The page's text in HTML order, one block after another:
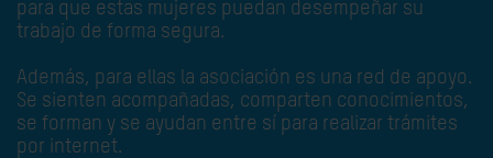
para que estas mujeres puedan desempeñar su
trabajo de forma segura.
Además, para ellas la asociación es una red de apoyo.
Se sienten acompañadas, comparten conocimientos,
se forman y se ayudan entre sí para realizar trámites
por internet.